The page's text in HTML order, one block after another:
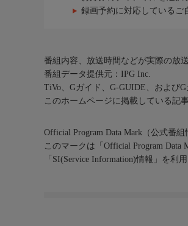
録画予約に対応しているご
番組内容、放送時間などが実際の放
番組データ提供元：IPG Inc.
TiVo、Gガイド、G-GUIDE、および
このホームページに掲載している記
Official Program Data Mark（公式番組
このマークは「Official Program
「SI(Service Information)情報」を利